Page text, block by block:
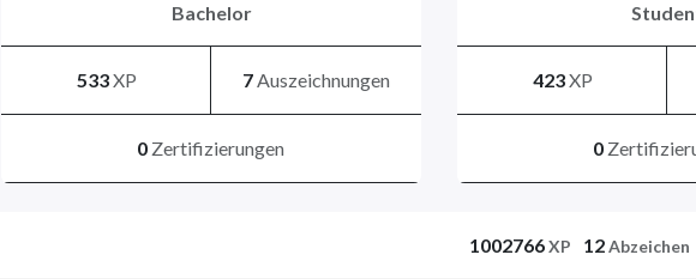
Bachelor
533XP 7Auszeichnungen
0 Zertifizierungen
423XP
0
1002766XP 12Abzeichen